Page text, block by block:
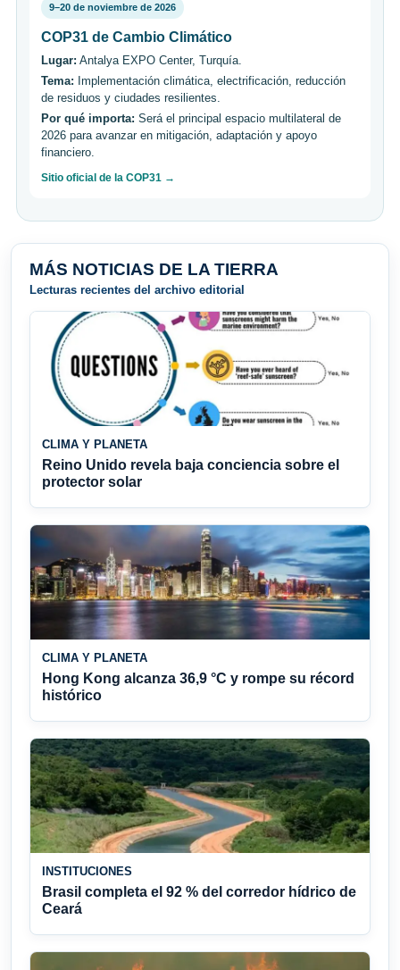
9–20 de noviembre de 2026
COP31 de Cambio Climático
Lugar: Antalya EXPO Center, Turquía.
Tema: Implementación climática, electrificación, reducción
de residuos y ciudades resilientes.
Por qué importa: Será el principal espacio multilateral de
2026 para avanzar en mitigación, adaptación y apoyo
financiero.
Sitio oficial de la COP31 →
MÁS NOTICIAS DE LA TIERRA
Lecturas recientes del archivo editorial
CLIMA Y PLANETA
Reino Unido revela baja conciencia sobre el
protector solar
CLIMA Y PLANETA
Hong Kong alcanza 36,9 °C y rompe su récord
histórico
INSTITUCIONES
Brasil completa el 92 % del corredor hídrico de
Ceará